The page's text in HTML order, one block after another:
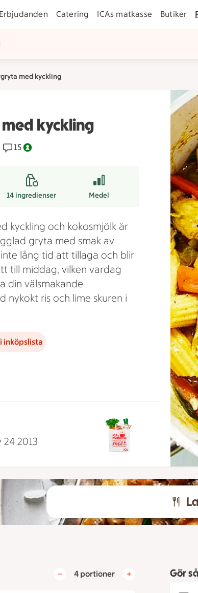
Erbjudanden Catering ICAs matkasse Butiker
med kyckling
kyckling
Receptet har 15 kommentarer
15Nyckelhålsmärkt.
14ingredienser Medel
kyckling och kokosmjölk är
gryta med smak av
lång tid att tillaga och blir
till middag, vilken vardag
din välsmakande
nykokt ris och lime skuren i
inköpslista
24 2013
4 portioner Gör